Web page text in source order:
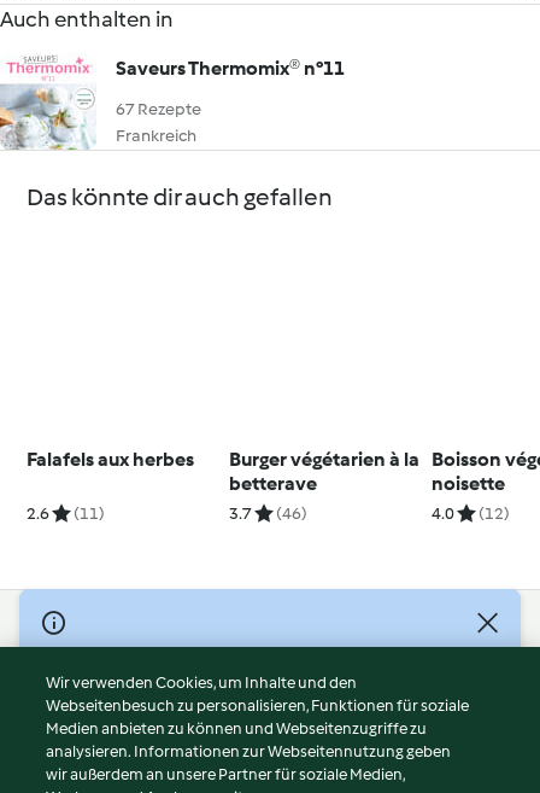
Auch enthalten in
Saveurs Thermomix® n°11
67 Rezepte
Frankreich
Das könnte dir auch gefallen
Falafels aux herbes
2.6 (11)
Burger végétarien à la
betterave
3.7 (46)
Boisson
noisette
4.0 (12)
© Copyright 2026
Nutzungsbedingungen
Datenschutzrichtlinien
Disclaimer
Impressum
Wir verwenden Cookies, um Inhalte und den
Webseitenbesuch zu personalisieren, Funktionen für soziale
Medien anbieten zu können und Webseitenzugriffe zu
analysieren. Informationen zur Webseitennutzung geben
wir außerdem an unsere Partner für soziale Medien,